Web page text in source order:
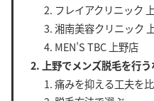
フレイアクリニック
湘南美容クリニック
MEN’S TBC 上野店
上野でメンズ脱毛を行
痛みを抑える工夫を